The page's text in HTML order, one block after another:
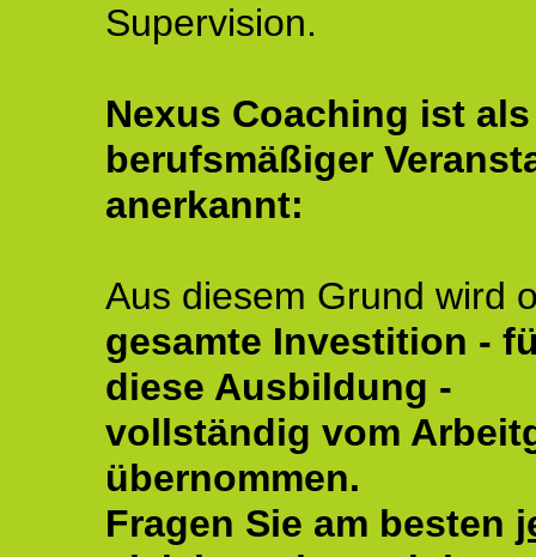
Supervision.
Nexus Coaching ist als
berufsmäßiger
anerkannt:
Aus diesem Grund wird
gesamte Investition -
diese Ausbildung -
vollständig vom
übernommen.
Fragen Sie am besten